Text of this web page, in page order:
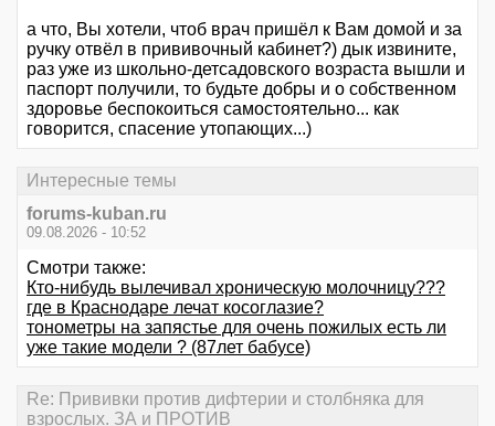
а что, Вы хотели, чтоб врач пришёл к Вам домой и за
ручку отвёл в прививочный кабинет?) дык извините,
раз уже из школьно-детсадовского возраста вышли и
паспорт получили, то будьте добры и о собственном
здоровье беспокоиться самостоятельно... как
говорится, спасение утопающих...)
Интересные темы
forums-kuban.ru
09.08.2026 - 10:52
Смотри также:
Кто-нибудь вылечивал хроническую молочницу???
где в Краснодаре лечат косоглазие?
тонометры на запястье для очень пожилых есть ли
уже такие модели ? (87лет бабусе)
Re: Прививки против дифтерии и столбняка для
взрослых. ЗА и ПРОТИВ